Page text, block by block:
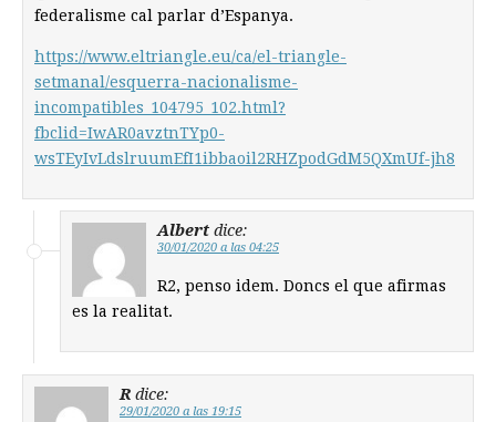
federalisme cal parlar d’Espanya.
https://www.eltriangle.eu/ca/el-triangle-
setmanal/esquerra-nacionalisme-
incompatibles_104795_102.html?
fbclid=IwAR0avztnTYp0-
wsTEyIvLdslruumEfI1ibbaoil2RHZpodGdM5QXmUf-jh8
Albert dice:
30/01/2020 a las 04:25
R2, penso idem. Doncs el que afirmas
es la realitat.
R dice:
29/01/2020 a las 19:15